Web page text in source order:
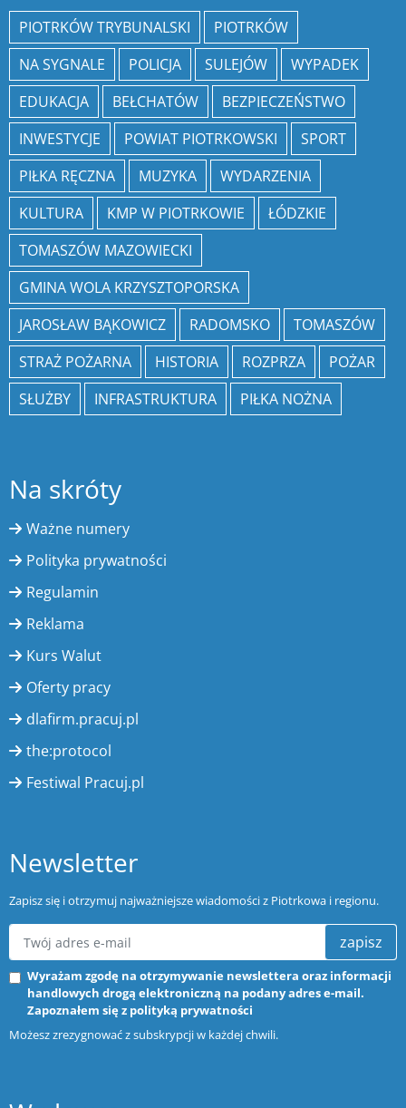
PIOTRKÓW TRYBUNALSKI
PIOTRKÓW
NA SYGNALE
POLICJA SULEJÓW
WYPADEK
EDUKACJA
BEŁCHATÓW
BEZPIECZEŃSTWO
INWESTYCJE
POWIAT PIOTRKOWSKI
SPORT
PIŁKA RĘCZNA
MUZYKA
WYDARZENIA
KULTURA
KMP W PIOTRKOWIE
ŁÓDZKIE
TOMASZÓW MAZOWIECKI
GMINA WOLA KRZYSZTOPORSKA
JAROSŁAW BĄKOWICZ
RADOMSKO
TOMASZÓW
STRAŻ POŻARNA
HISTORIA ROZPRZA
POŻAR
SŁUŻBY
INFRASTRUKTURA PIŁKA NOŻNA
Na skróty
Ważne numery
Polityka prywatności
Regulamin
Reklama
Kurs Walut
Oferty pracy
dlafirm.pracuj.pl
the:protocol
Festiwal Pracuj.pl
Newsletter
Zapisz się i otrzymuj najważniejsze wiadomości z Piotrkowa i regionu.
zapisz
Wyrażam zgodę na otrzymywanie newslettera oraz informacji
handlowych drogą elektroniczną na podany adres e-mail.
Zapoznałem się z polityką prywatności
Możesz zrezygnować z subskrypcji w każdej chwili.